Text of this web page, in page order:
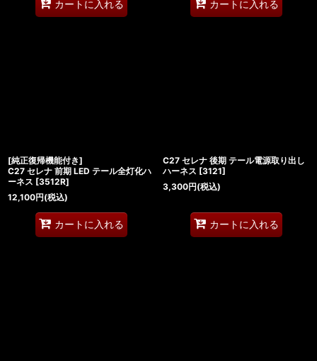
カートに入れる カートに入れる
[純正復帰機能付き]
C27 セレナ 前期 LED テール全灯化ハ
ーネス [3512R]
12,100円(税込)
カートに入れる
C27 セレナ 後期 テール電源取り出し
ハーネス [3121]
3,300円(税込)
カートに入れる